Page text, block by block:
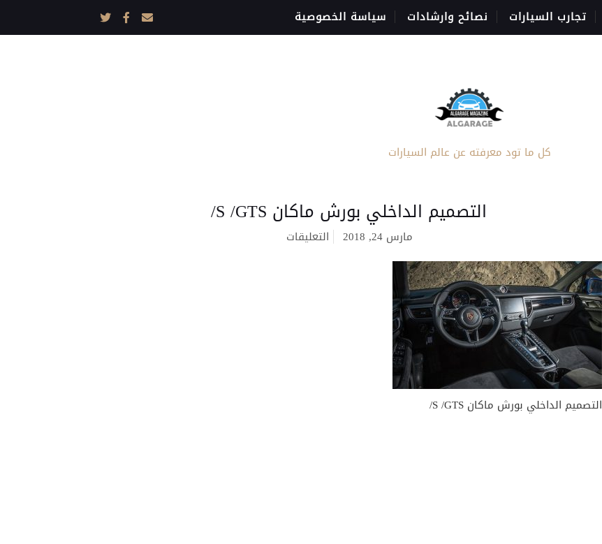
تجارب السيارات نصائح وارشادات سياسة الخصوصية
كل ما تود معرفته عن عالم السيارات
التصميم الداخلي بورش ماكان S /GTS/
مارس 24, 2018 التعليقاتعلى
التصميم الداخلي بورش ماكان S /GTS/